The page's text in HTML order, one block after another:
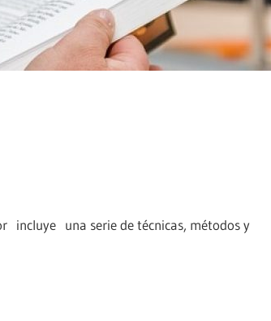
incluye una serie de técnicas, métodos y